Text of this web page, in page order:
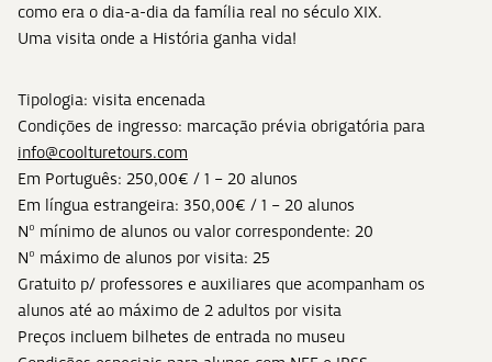
como era o dia-a-dia da família real no século XIX.
Uma visita onde a História ganha vida!
Tipologia: visita encenada
Condições de ingresso: marcação prévia obrigatória para
info@coolturetours.com
Em Português: 250,00€ / 1 – 20 alunos
Em língua estrangeira: 350,00€ / 1 – 20 alunos
Nº mínimo de alunos ou valor correspondente: 20
Nº máximo de alunos por visita: 25
Gratuito p/ professores e auxiliares que acompanham os
alunos até ao máximo de 2 adultos por visita
Preços incluem bilhetes de entrada no museu